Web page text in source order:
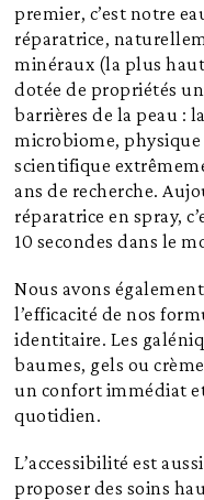
premier, c’est notre
réparatrice,
minéraux (la plus
dotée de propriétés
barrières de la peau :
microbiome, physique
scientifique
ans de recherche.
réparatrice en spray,
10 secondes dans le
Nous avons
l’efficacité de nos
identitaire. Les
baumes, gels ou
un confort immédiat
quotidien.
L’accessibilité est
proposer des soins